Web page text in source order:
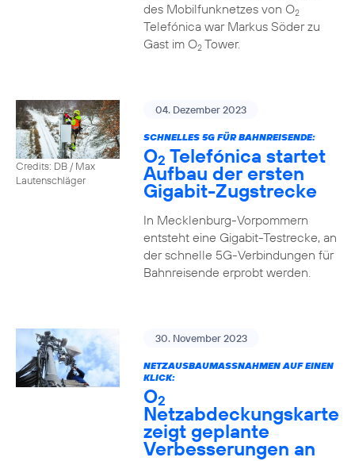
des Mobilfunknetzes von O2
Telefónica war Markus Söder zu
Gast im O2Tower.
Credits: DB / Max
Lautenschläger
04. Dezember 2023
SCHNELLES 5G FÜR BAHNREISENDE:
O2 Telefónica startet
Aufbau der ersten
Gigabit-Zugstrecke
In Mecklenburg-Vorpommern
entsteht eine Gigabit-Testrecke, an
der schnelle 5G-Verbindungen für
Bahnreisende erprobt werden.
30. November 2023
NETZAUSBAUMASSNAHMEN AUF EINEN K
LICK:
O2
Netzabdeckungskarte
zeigt geplante
Verbesserungen an